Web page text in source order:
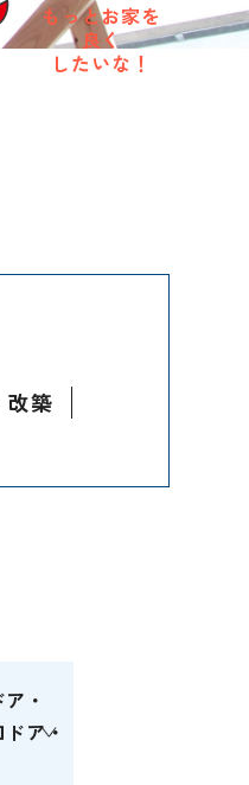
もっとお家を
良く
したいな！
改築
・
ア・